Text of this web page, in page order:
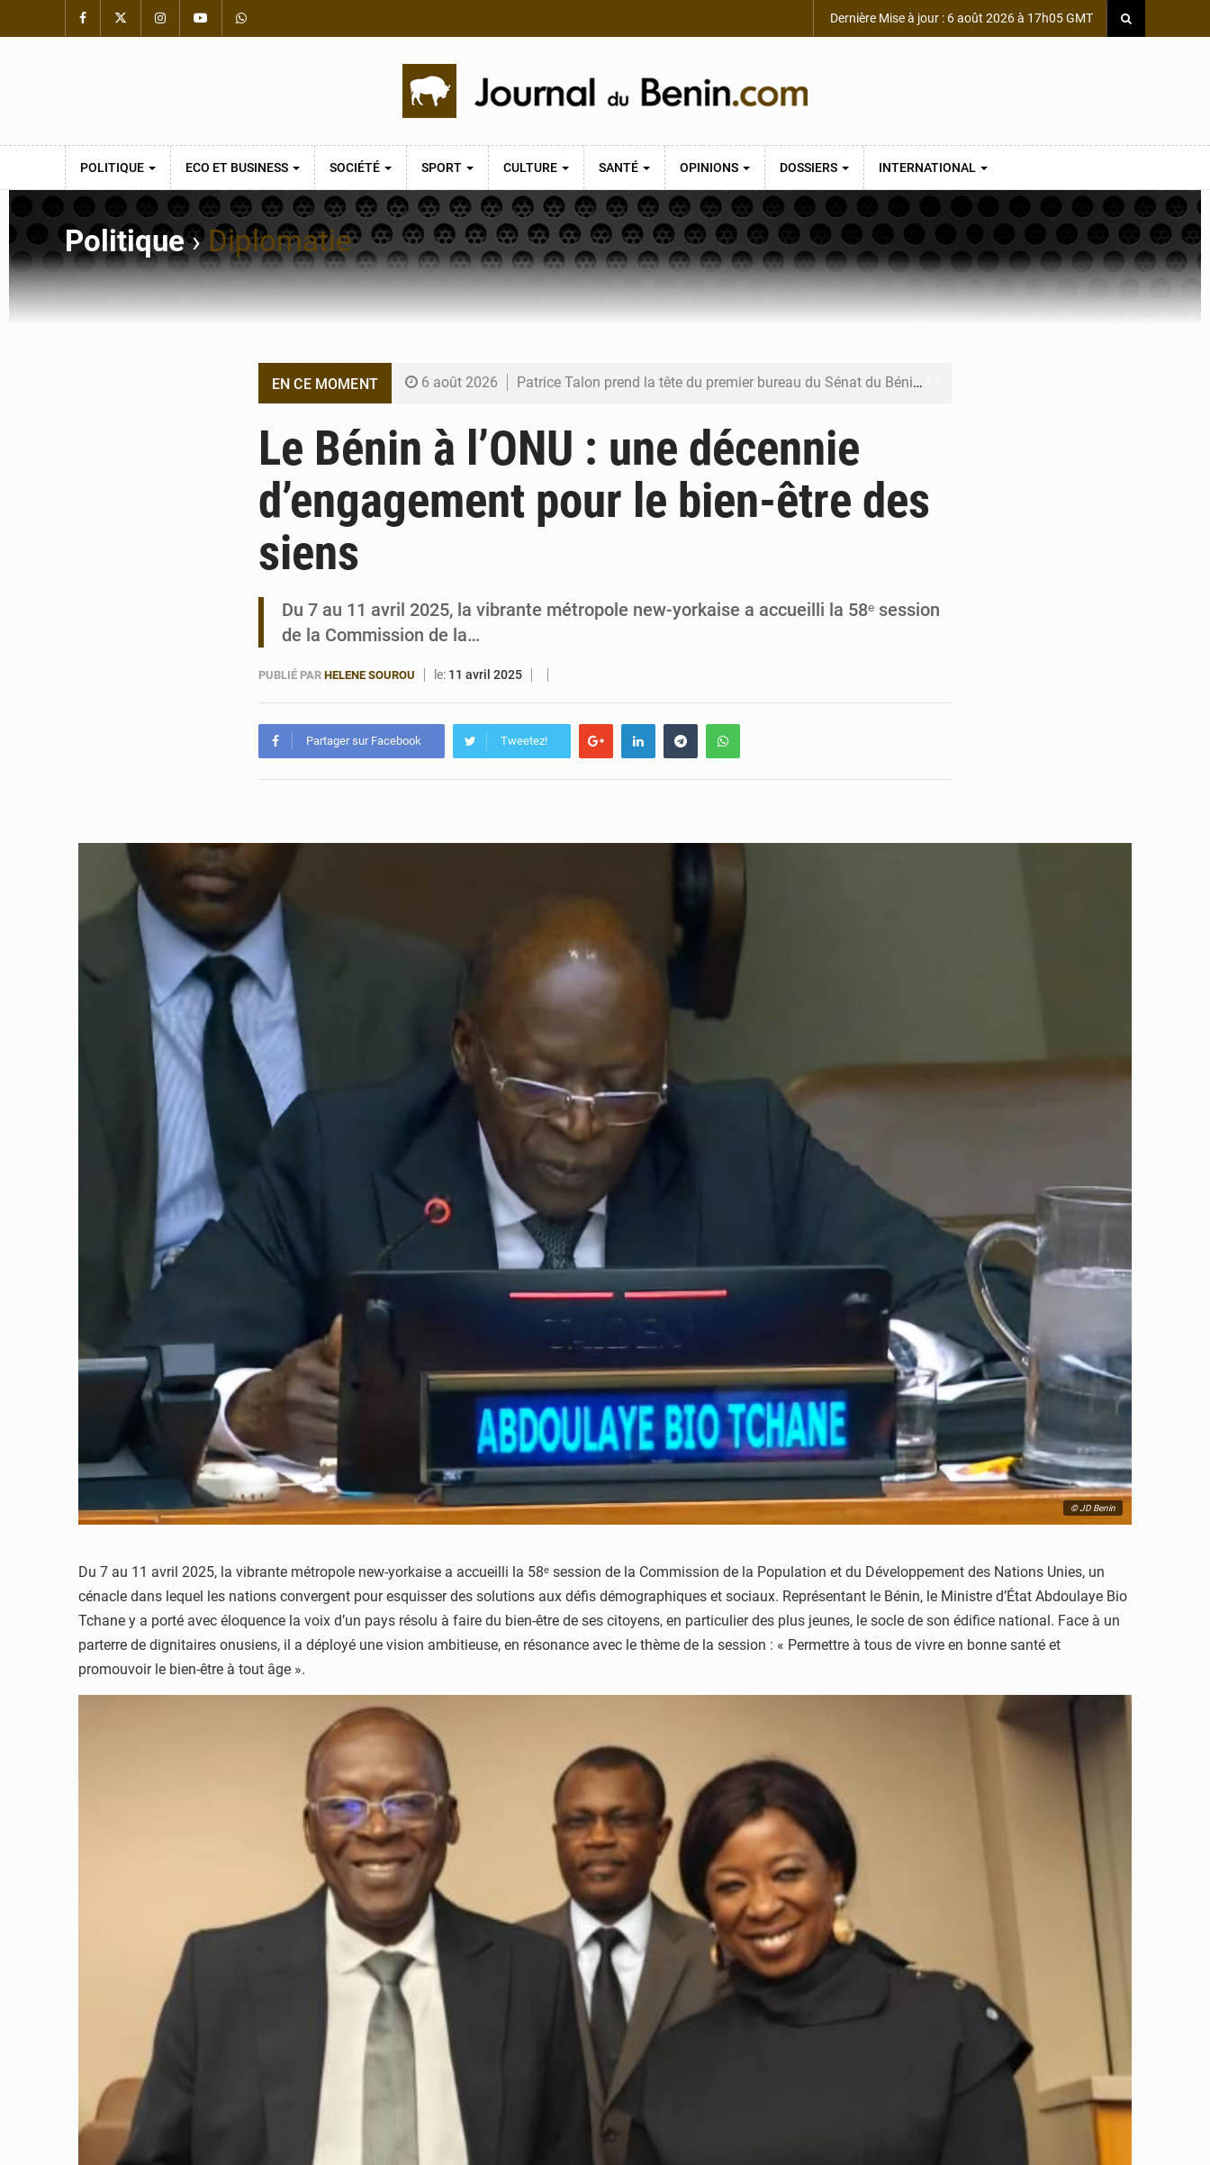
Dernière Mise à jour : 6 août 2026 à 17h05 GMT
POLITIQUE ECO ET BUSINESS SOCIÉTÉ SPORT CULTURE SANTÉ OPINIONS DOSSIERS INTERNATIONAL
Politique›Diplomatie
EN CE MOMENT 6 août 2026 Patrice Talon prend la tête du premier bureau du Sénat du Bénin
6 août 2026 Bénin et Canada scellent un partenariat inédit
6 août 2026 Bénin : Le CEG La Verdure de Ouèdo fait sa mue pour la rentrée
Le Bénin à l’ONU : une décennie
d’engagement pour le bien-être des
siens
Du 7 au 11 avril 2025, la vibrante métropole new-yorkaise a accueilli la 58ᵉ session
de la Commission de la…
PUBLIÉ PAR HELENE SOUROU le: 11 avril 2025
Partager sur Facebook Tweetez!
© JD Benin
Du 7 au 11 avril 2025, la vibrante métropole new-yorkaise a accueilli la 58ᵉ session de la Commission de la Population et du Développement des Nations Unies, un
cénacle dans lequel les nations convergent pour esquisser des solutions aux défis démographiques et sociaux. Représentant le Bénin, le Ministre d’État Abdoulaye Bio
Tchane y a porté avec éloquence la voix d’un pays résolu à faire du bien-être de ses citoyens, en particulier des plus jeunes, le socle de son édifice national. Face à un
parterre de dignitaires onusiens, il a déployé une vision ambitieuse, en résonance avec le thème de la session : « Permettre à tous de vivre en bonne santé et
promouvoir le bien-être à tout âge ».